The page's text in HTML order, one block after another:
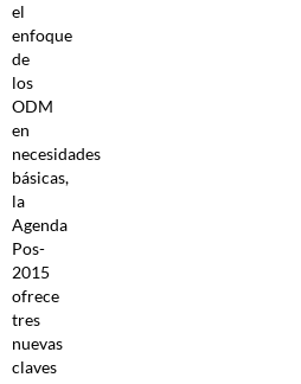
el
enfoque
de
los
ODM
en
necesidades
básicas,
la
Agenda
Pos-
2015
ofrece
tres
nuevas
claves